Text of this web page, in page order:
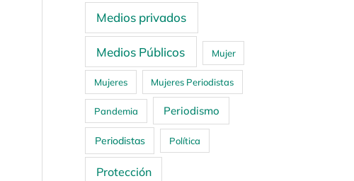
Medios privados
Medios Públicos Mujer
Mujeres Mujeres Periodistas
Pandemia Periodismo
Periodistas Política
Protección